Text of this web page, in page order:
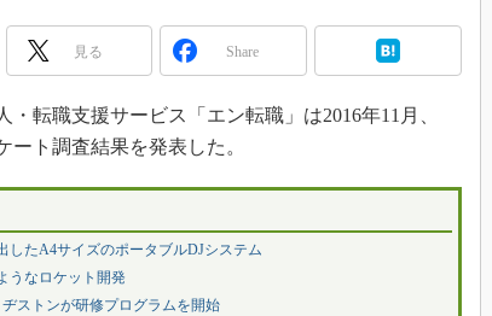
見る Share
転職支援サービス「エン転職」は2016年11月、
ート調査結果を発表した。
したA4サイズのポータブルDJシステム
うなロケット開発
ストンが研修プログラムを開始